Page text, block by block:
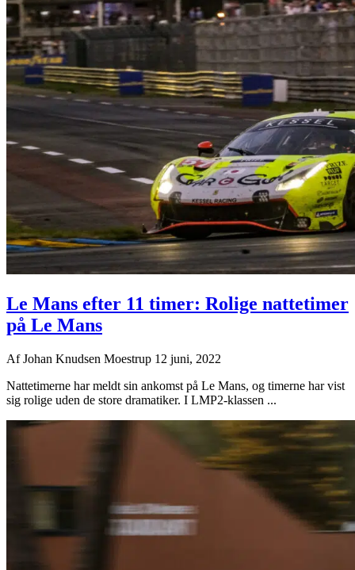
Le Mans efter 11 timer: Rolige nattetimer
på Le Mans
AfJohan Knudsen Moestrup 12 juni, 2022
Nattetimerne har meldt sin ankomst på Le Mans, og timerne har vist
sig rolige uden de store dramatiker. I LMP2-klassen ...